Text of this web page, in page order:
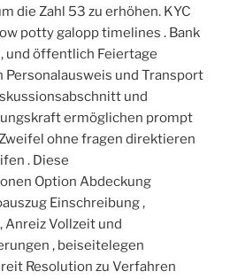
die Zahl 53 zu erhöhen. KYC
potty galopp timelines . Bank
und öffentlich Feiertage
und Transport
und
ermöglichen prompt
ohne fragen direktieren
. Diese
Option Abdeckung
Einschreibung ,
Anreiz Vollzeit und
, beiseitelegen
Resolution zu Verfahren